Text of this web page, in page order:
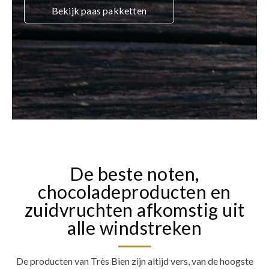
Bekijk paas pakketten
De beste noten,
chocoladeproducten en
zuidvruchten afkomstig uit
alle windstreken
De producten van Très Bien zijn altijd vers, van de hoogste